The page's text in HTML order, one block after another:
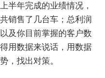
半年完成的业绩情况，
销售了几台车；总利润
及你目前掌握的客户数
用数据来说话，用数据
，找出对策。